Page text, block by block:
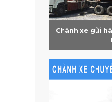
Chành xe gửi